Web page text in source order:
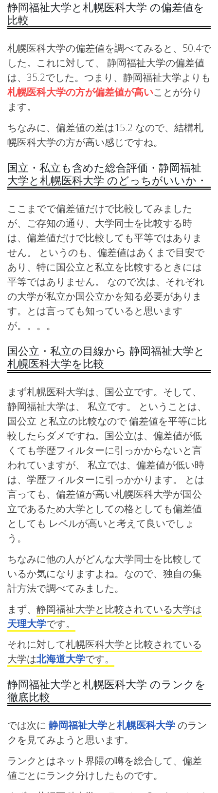
静岡福祉大学と札幌医科大学 の偏差値を
比較
札幌医科大学の偏差値を調べてみると、50.4で
した。これに対して、 静岡福祉大学の偏差値
は、35.2でした。つまり、静岡福祉大学よりも
札幌医科大学の方が偏差値が高いことが分り
ます。
ちなみに、偏差値の差は15.2 なので、結構札
幌医科大学の方が高い感じですね。
国立・私立も含めた総合評価・静岡福祉
大学と札幌医科大学 のどっちがいいか・
ここまでで偏差値だけで比較してみました
が、ご存知の通り、大学同士を比較する時
は、偏差値だけで比較しても平等ではありま
せん。 というのも、偏差値はあくまで目安で
あり、特に国公立と私立を比較するときには
平等ではありません。 なので次は、それぞれ
の大学が私立か国公立かを知る必要がありま
す。とは言っても知っていると思います
が。。。。
国公立・私立の目線から 静岡福祉大学と
札幌医科大学を比較
まず札幌医科大学は、国公立です。そして、
静岡福祉大学は、 私立です。 ということは、
国公立 と私立の比較なので 偏差値を平等に比
較したらダメですね。国公立は、偏差値が低
くても学歴フィルターに引っかからないと言
われていますが、 私立では、偏差値が低い時
は、学歴フィルターに引っかかります。
とは
言っても、偏差値が高い札幌医科大学が国公
立であるため大学としての格としても偏差値
としても レベルが高いと考えて良いでしょ
う。
ちなみに他の人がどんな大学同士を比較して
いるか気になりますよね。なので、独自の集
計方法で調べてみました。
まず、 静岡福祉大学と比較されている大学は
天理大学です。
それに対して札幌医科大学と比較されている
大学は北海道大学です。
静岡福祉大学と札幌医科大学 のランクを
徹底比較
では次に 静岡福祉大学と札幌医科大学のラン
クを見てみようと思います。
ランクとはネット界隈の噂を総合して、偏差
値ごとにランク分けしたものです。